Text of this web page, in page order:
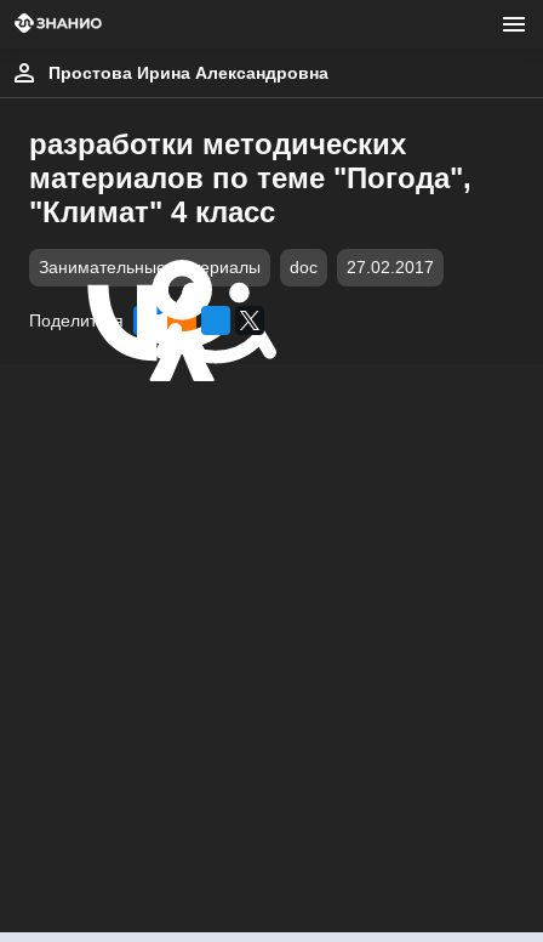
Простова Ирина Александровна
разработки методических
материалов по теме "Погода",
"Климат" 4 класс
Занимательные материалы doc 27.02.2017
Поделиться